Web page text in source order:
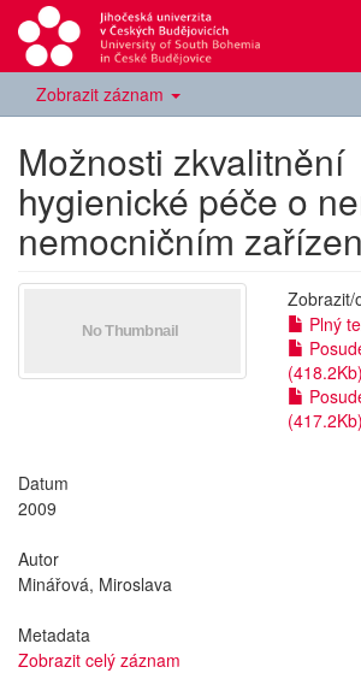
Zobrazit záznam
Možnosti zkvalitnění
hygienické péče o
nemocničním
Zobrazit/
Plný
(418.2Kb)
(417.2Kb)
Datum
2009
Autor
Minářová, Miroslava
Metadata
Zobrazit celý záznam